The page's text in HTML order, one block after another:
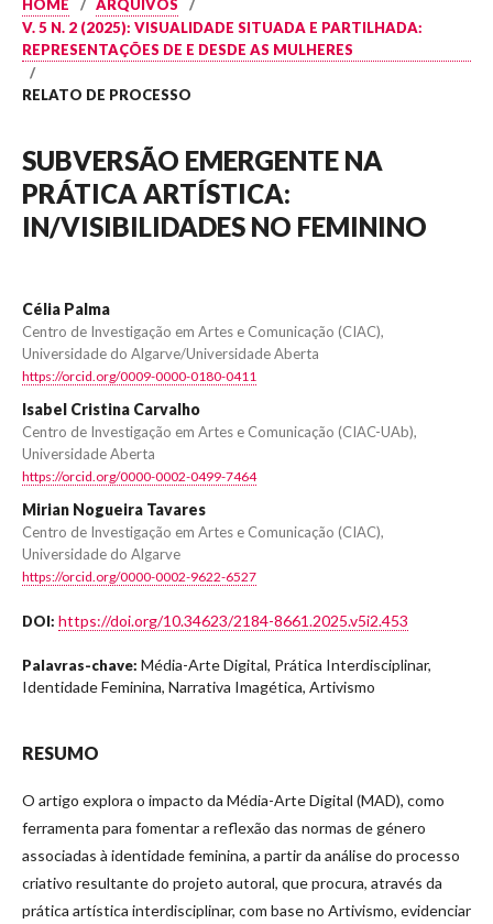
HOME / ARQUIVOS
/
V. 5 N. 2 (2025): VISUALIDADE SITUADA E PARTILHADA:
REPRESENTAÇÕES DE E DESDE AS MULHERES
/
RELATO DE PROCESSO
SUBVERSÃO EMERGENTE NA
PRÁTICA ARTÍSTICA:
IN/VISIBILIDADES NO FEMININO
Célia Palma
Centro de Investigação em Artes e Comunicação (CIAC),
Universidade do Algarve/Universidade Aberta
https://orcid.org/0009-0000-0180-0411
Isabel Cristina Carvalho
Centro de Investigação em Artes e Comunicação (CIAC-UAb),
Universidade Aberta
https://orcid.org/0000-0002-0499-7464
Mirian Nogueira Tavares
Centro de Investigação em Artes e Comunicação (CIAC),
Universidade do Algarve
https://orcid.org/0000-0002-9622-6527
DOI: https://doi.org/10.34623/2184-8661.2025.v5i2.453
Palavras-chave: Média-Arte Digital, Prática Interdisciplinar,
Identidade Feminina, Narrativa Imagética, Artivismo
RESUMO
O artigo explora o impacto da Média-Arte Digital (MAD), como
ferramenta para fomentar a reflexão das normas de género
associadas à identidade feminina, a partir da análise do processo
criativo resultante do projeto autoral, que procura, através da
prática artística interdisciplinar, com base no Artivismo, evidenciar